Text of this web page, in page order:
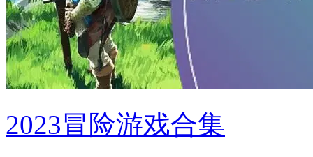
2023冒险游戏合集